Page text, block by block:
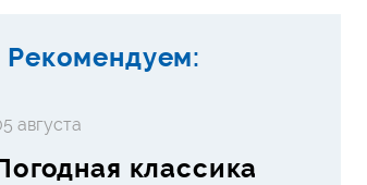
Рекомендуем:
августа
классика